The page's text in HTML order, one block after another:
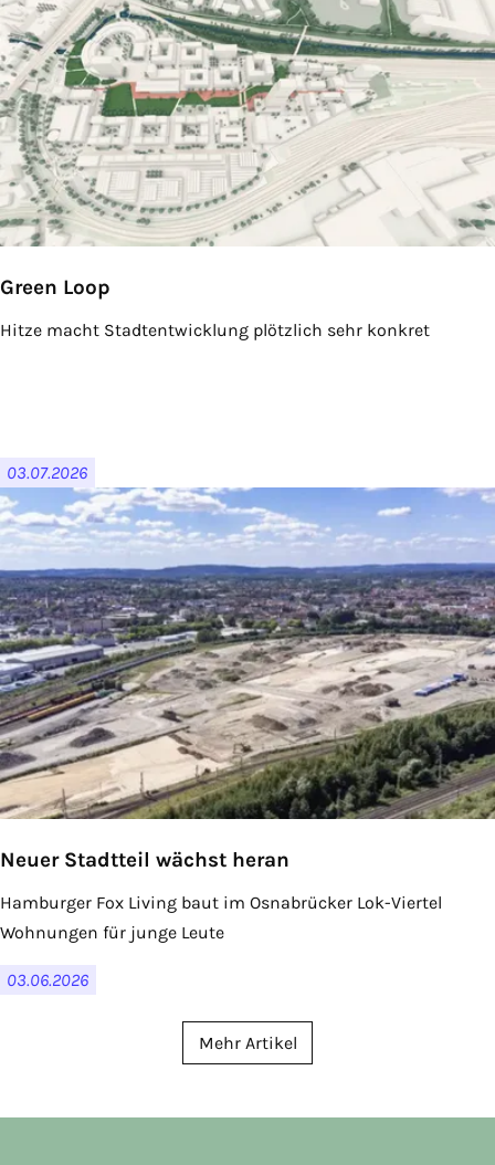
Green Loop
Hitze macht Stadtentwicklung plötzlich sehr konkret
03.07.2026
Neuer Stadtteil wächst heran
Hamburger Fox Living baut im Osnabrücker Lok-Viertel
Wohnungen für junge Leute
03.06.2026
Mehr Artikel